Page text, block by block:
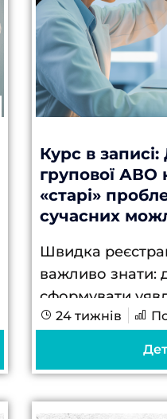
Курс в записі:
групової АВО
«старі»
сучасних
Швидка
важливо знати:
сформувати
дій на робочому
визначення
24 тижнів